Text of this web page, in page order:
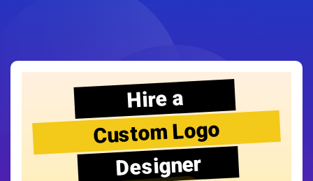
Hire a
Custom Logo
Designer